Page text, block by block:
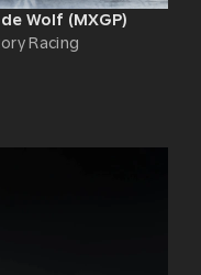
Wolf (MXGP)
Racing